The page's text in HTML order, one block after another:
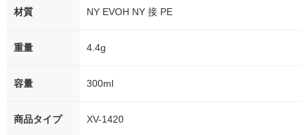
材質 NY EVOH NY 接 PE
重量 4.4g
容量 300ml
商品タイプ XV-1420